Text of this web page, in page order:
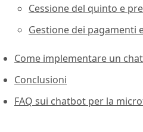
Cessione del quinto e
Gestione dei pagamenti
Come implementare un
Conclusioni
FAQ sui chatbot per la